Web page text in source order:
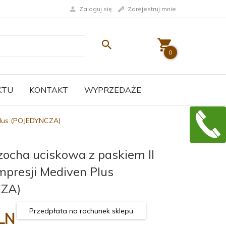
Zaloguj się Zarejestruj mnie
0
KONTAKT WYPRZEDAŻE
(POJEDYNCZA)
uciskowa z paskiem II
Mediven Plus
Przedpłata na rachunek sklepu